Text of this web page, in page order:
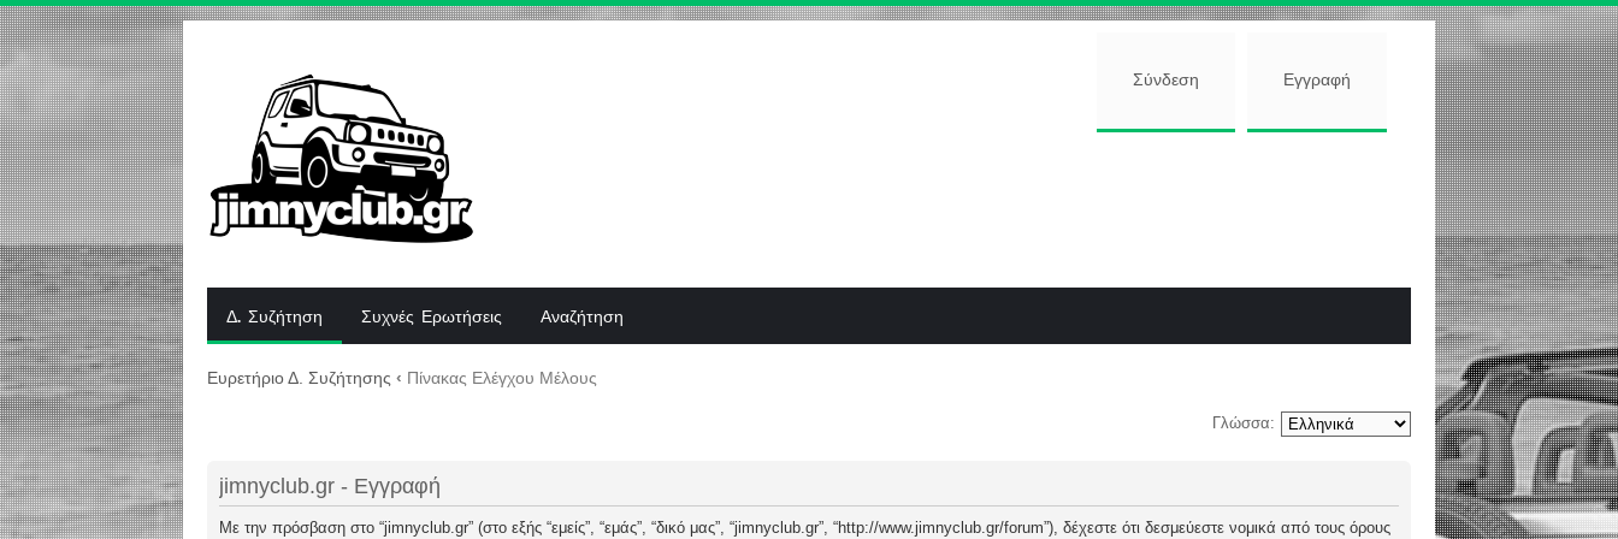
Σύνδεση Εγγραφή
Δ. Συζήτηση Συχνές Ερωτήσεις Αναζήτηση
Ευρετήριο Δ. Συζήτησης ‹ Πίνακας Ελέγχου Μέλους
Γλώσσα:
jimnyclub.gr - Εγγραφή
Με την πρόσβαση στο “jimnyclub.gr” (στο εξής “εμείς”, “εμάς”, “δικό μας”, “jimnyclub.gr”, “http://www.jimnyclub.gr/forum”), δέχεστε ότι δεσμεύεστε νομικά από τους όρους